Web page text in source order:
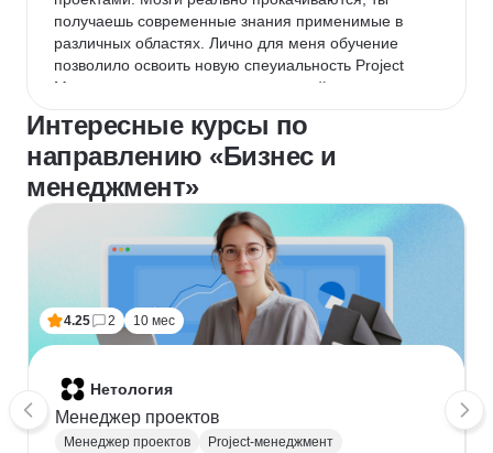
получаешь современные знания применимые в
различных областях. Лично для меня обучение
позволило освоить новую спеуиальность Project
Manager и применить знания в новой должности.
курс по промт инженерингу. Нейросети стали
маленькими помощниками в моей жизни, как для
работы, так и для развлечений. Тематика очень
разннобразная: каждый найдет свою тему и своего
преподавателя, только реальные кейсы, только все
саиое полезное и новое.
Интересные курсы по
направлению «Бизнес и
менеджмент»
4.25 2 10 мес
Нетология
Менеджер проектов
Менеджер проектов
Project-менеджмент